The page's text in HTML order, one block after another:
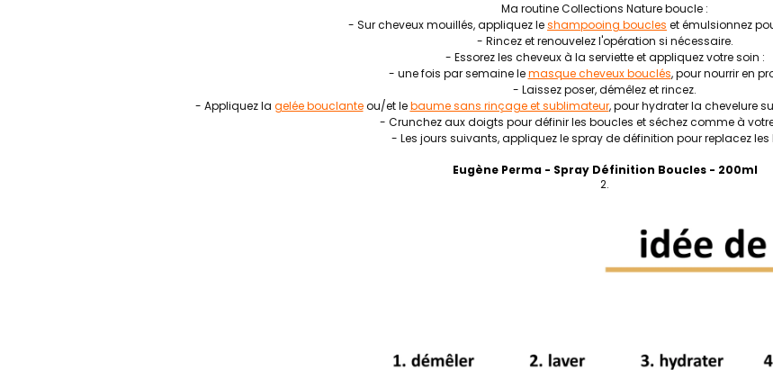
Ma routine Collections Nature boucle :
- Sur cheveux mouillés, appliquez leshampooing boucles et émulsionnez
- Rincez et renouvelez l'opération si nécessaire.
- Essorez les cheveux à la serviette et appliquez votre soin :
- une fois par semaine lemasque cheveux bouclés, pour nourrir en
- Laissez poser, démêlez et rincez.
- Appliquez la gelée bouclanteou/et lebaume sans rinçage et sublimateur, pour hydrater la chevelure
- Crunchez aux doigts pour définir les boucles et séchez comme à
- Les jours suivants, appliquez lespray de définition pour replacez les
Eugène Perma - Spray Définition Boucles - 200ml